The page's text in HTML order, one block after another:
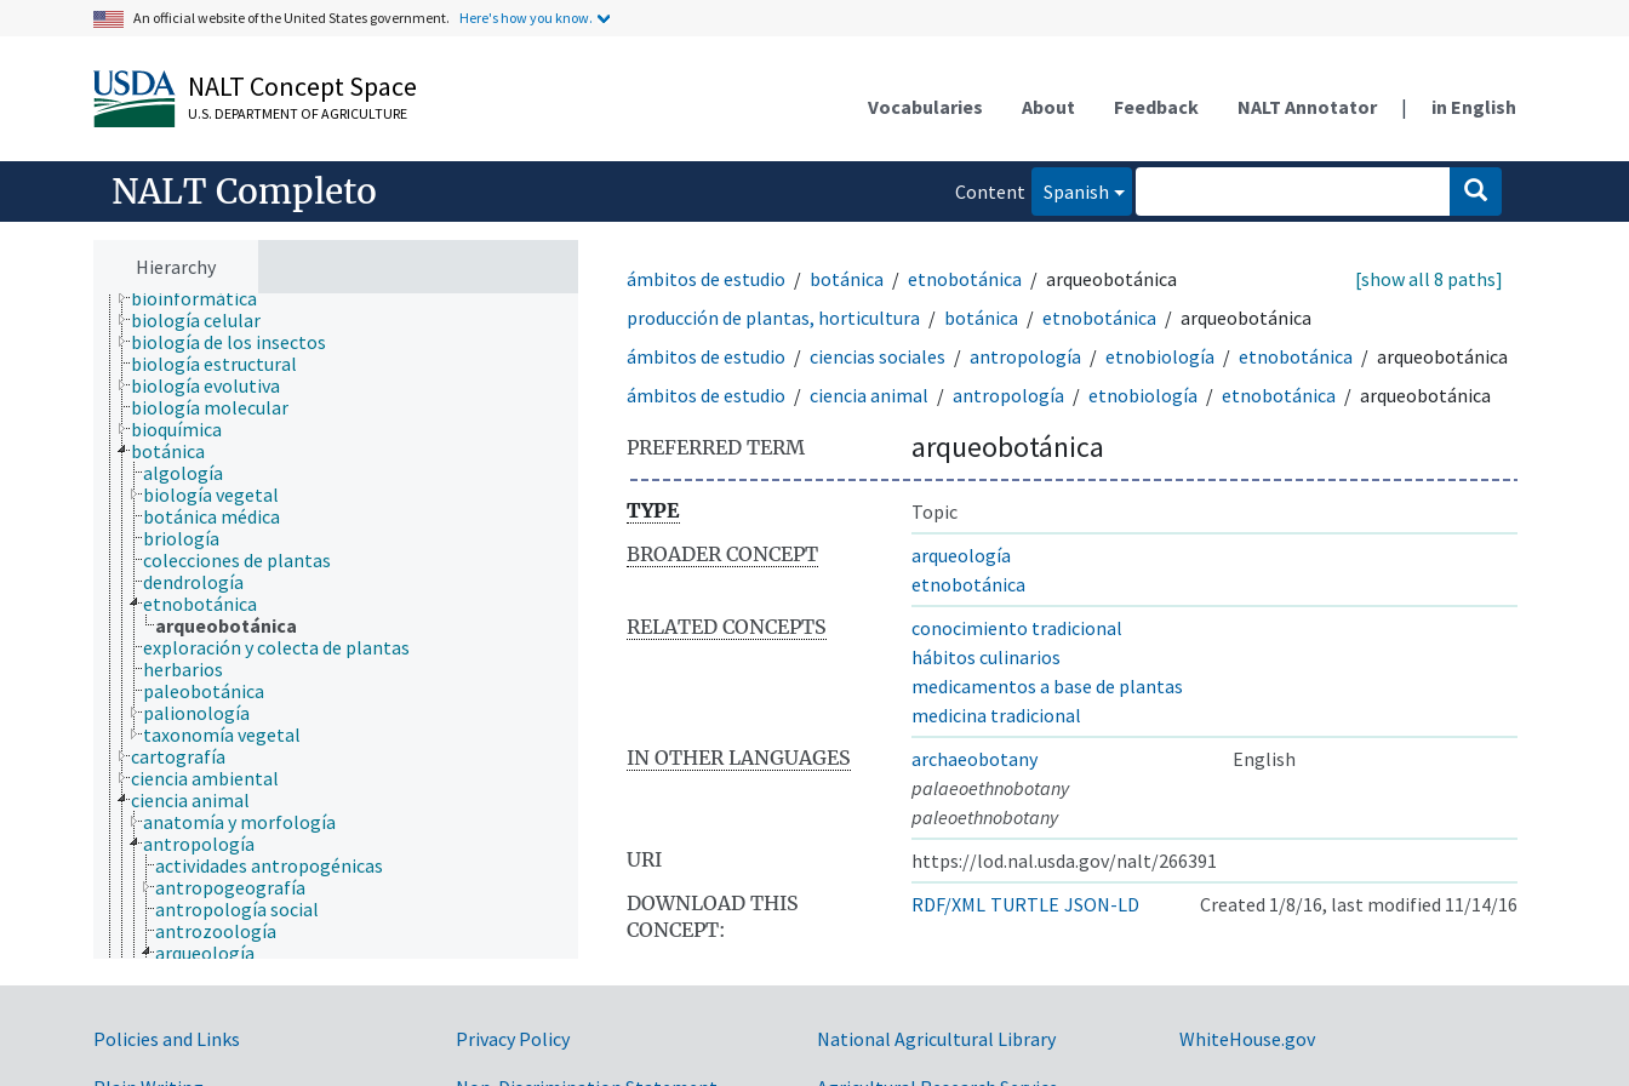
An official website of the United States government. Here's how you know.
NALT Concept Space
U.S. DEPARTMENT OF AGRICULTURE Vocabularies About Feedback NALT Annotator | in English
NALT Completo
Content
Spanish
Hierarchy
acuicultura
aerobiología
agricultura
apicultura
bioinformática
biología celular
biología de los insectos
biología estructural
biología evolutiva
biología molecular
bioquímica
botánica
algología
biología vegetal
botánica médica
briología
colecciones de plantas
dendrología
etnobotánica
arqueobotánica
exploración y colecta de plantas
herbarios
paleobotánica
palionología
taxonomía vegetal
cartografía
ciencia ambiental
ciencia animal
anatomía y morfología
antropología
actividades antropogénicas
antropogeografía
antropología social
antrozoología
arqueología
arqueobotánica
ámbitos de estudio botánica etnobotánica arqueobotánica
[show all 8 paths]
producción de plantas, horticultura
botánica etnobotánica
arqueobotánica
ámbitos de estudio
ciencias sociales antropología etnobiología etnobotánica
arqueobotánica
ámbitos de estudio
ciencia animal antropología etnobiología etnobotánica arqueobotánica
PREFERRED TERM arqueobotánica
TYPE
Topic
BROADER CONCEPT
arqueología
etnobotánica
RELATED CONCEPTS
conocimiento tradicional
hábitos culinarios
medicamentos a base de plantas
medicina tradicional
IN OTHER LANGUAGES
archaeobotany
English
palaeoethnobotany
paleoethnobotany
URI
https://lod.nal.usda.gov/nalt/266391
DOWNLOAD THIS
CONCEPT:
RDF/XML TURTLE JSON-LD Created 1/8/16, last modified 11/14/16
Government Links
Policies and Links
Privacy Policy
National Agricultural Library
WhiteHouse.gov